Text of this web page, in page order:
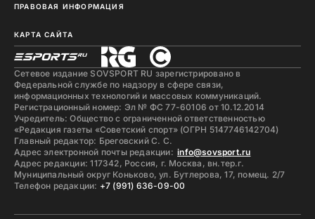
ПРАВОВАЯ ИНФОРМАЦИЯ
КАРТА САЙТА
Сетевое издание SOVSPORT RU зарегистрировано в
Федеральной службе по надзору в сфере связи,
информационных технологий и массовых коммуникаций.
Регистрационный номер: Эл № ФС 77-60106 от 10.12.2014
Учредитель: Общество с ограниченной ответственностью
«Редакция газеты «Советский спорт» (ОГРН 5147746142704)
Главный редактор: Бреговский С. С.
Адрес электронной почты редакции: info@sovsport.ru
Адрес редакции: 117342, Россия, г. Москва, вн.тер.г.
Муниципальный округ Коньково, ул. Бутлерова, 17, помещ. 2/7
Телефон редакции: +7 (991) 636-09-00